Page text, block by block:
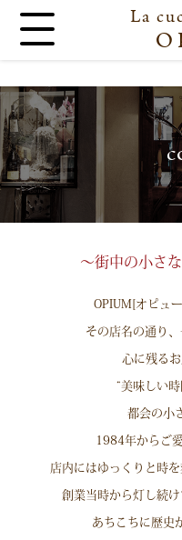
La
〜街中の小さ
OPIUM[オピュ
その店名の通り
心に残るお
“美味しい時
都会の小
1984年からご
店内にはゆっくりと時
創業当時から灯し続
あちこちに歴史